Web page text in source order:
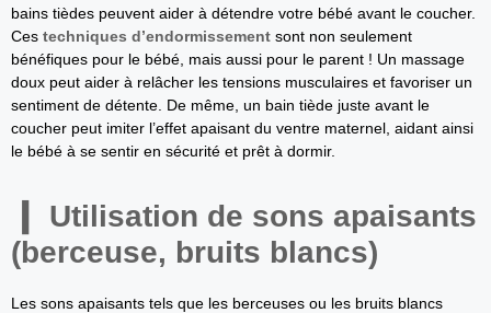
bains tièdes peuvent aider à détendre votre bébé avant le coucher.
Ces techniques d’endormissement sont non seulement
bénéfiques pour le bébé, mais aussi pour le parent ! Un massage
doux peut aider à relâcher les tensions musculaires et favoriser un
sentiment de détente. De même, un bain tiède juste avant le
coucher peut imiter l’effet apaisant du ventre maternel, aidant ainsi
le bébé à se sentir en sécurité et prêt à dormir.
Utilisation de sons apaisants
(berceuse, bruits blancs)
Les sons apaisants tels que les berceuses ou les bruits blancs